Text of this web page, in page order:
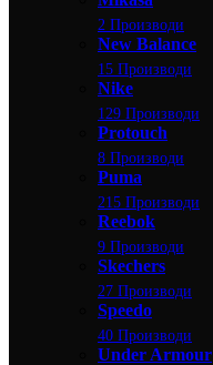
2 Производи
New Balance
15 Производи
Nike
129 Производи
Protouch
8 Производи
Puma
215 Производи
Reebok
9 Производи
Skechers
27 Производи
Speedo
40 Производи
Under Armour